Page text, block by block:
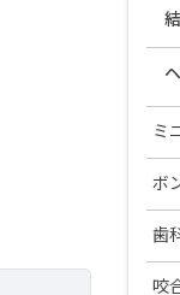
ム
ミ
ト
ボ
歯
咬